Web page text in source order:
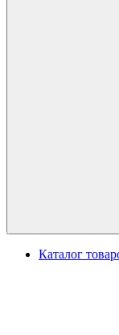
Каталог